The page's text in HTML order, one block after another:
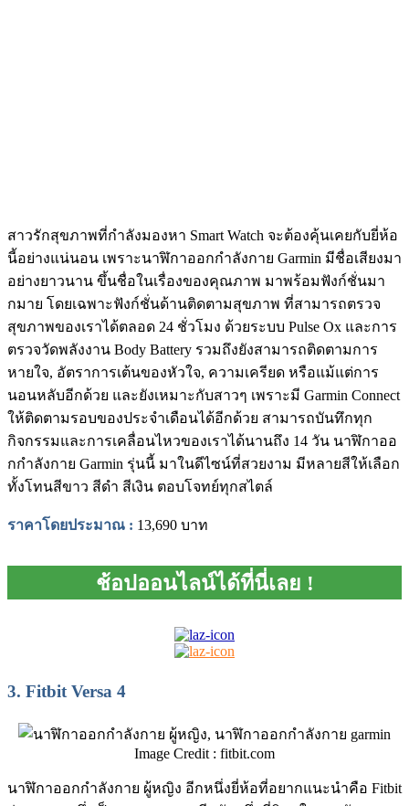
สาวรักสุขภาพที่กำลังมองหา Smart Watch จะต้องคุ้นเคยกับยี่ห้อ
นี้อย่างแน่นอน เพราะนาฬิกาออกกําลังกาย Garmin มีชื่อเสียงมา
อย่างยาวนาน ขึ้นชื่อในเรื่องของคุณภาพ มาพร้อมฟังก์ชั่นมา
กมาย โดยเฉพาะฟังก์ชั่นด้านติดตามสุขภาพ ที่สามารถตรวจ
สุขภาพของเราได้ตลอด 24 ชั่วโมง ด้วยระบบ Pulse Ox และการ
ตรวจวัดพลังงาน Body Battery รวมถึงยังสามารถติดตามการ
หายใจ, อัตราการเต้นของหัวใจ, ความเครียด หรือแม้แต่การ
นอนหลับอีกด้วย และยังเหมาะกับสาวๆ เพราะมี Garmin Connect
ให้ติดตามรอบของประจำเดือนได้อีกด้วย สามารถบันทึกทุก
กิจกรรมและการเคลื่อนไหวของเราได้นานถึง 14 วัน นาฬิกาออ
กกําลังกาย Garmin รุ่นนี้ มาในดีไซน์ที่สวยงาม มีหลายสีให้เลือก
ทั้งโทนสีขาว สีดำ สีเงิน ตอบโจทย์ทุกสไตล์
ราคาโดยประมาณ : 13,690 บาท
ช้อปออนไลน์ได้ที่นี่เลย !
3. Fitbit Versa 4
Image Credit : fitbit.com
นาฬิกาออกกําลังกาย ผู้หญิง อีกหนึ่งยี่ห้อที่อยากแนะนำคือ Fitbit